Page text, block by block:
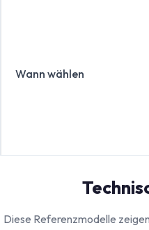
Wann wählen
Diese Referenzmodelle